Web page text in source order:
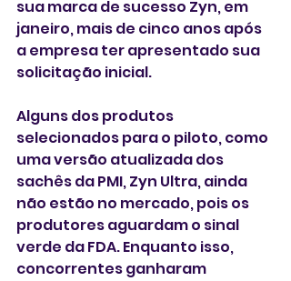
sua marca de sucesso Zyn, em
janeiro, mais de cinco anos após
a empresa ter apresentado sua
solicitação inicial.
Alguns dos produtos
selecionados para o piloto, como
uma versão atualizada dos
sachês da PMI, Zyn Ultra, ainda
não estão no mercado, pois os
produtores aguardam o sinal
verde da FDA. Enquanto isso,
concorrentes ganharam